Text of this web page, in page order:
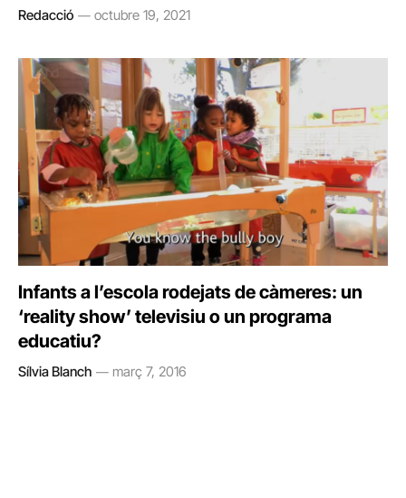
Redacció octubre 19, 2021
Infants a l’escola rodejats de càmeres: un
‘reality show’ televisiu o un programa
educatiu?
Sílvia Blanch març 7, 2016